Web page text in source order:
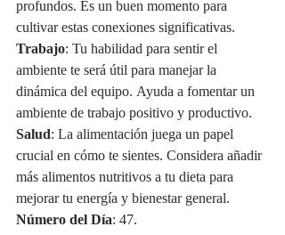
profundos. Es un buen momento para
cultivar estas conexiones significativas.
Trabajo: Tu habilidad para sentir el
ambiente te será útil para manejar la
dinámica del equipo. Ayuda a fomentar un
ambiente de trabajo positivo y productivo.
Salud: La alimentación juega un papel
crucial en cómo te sientes. Considera añadir
más alimentos nutritivos a tu dieta para
mejorar tu energía y bienestar general.
Número del Día: 47.